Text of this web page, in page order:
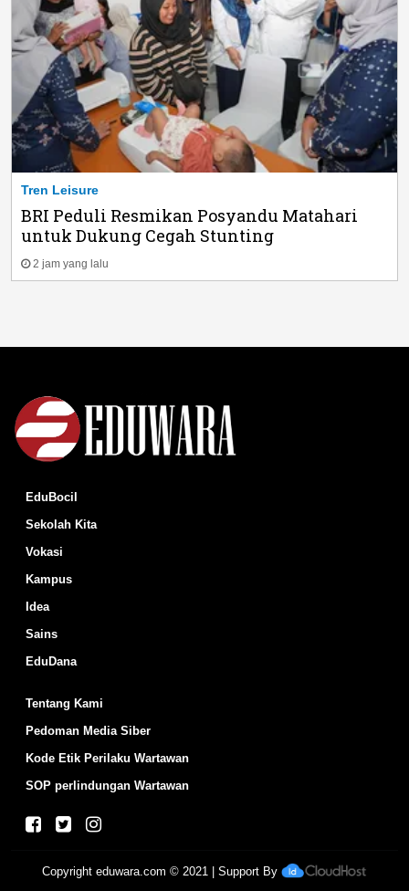
Tren Leisure
BRI Peduli Resmikan Posyandu Matahari
untuk Dukung Cegah Stunting
2 jam yang lalu
EduBocil
Sekolah Kita
Vokasi
Kampus
Idea
Sains
EduDana
Tentang Kami
Pedoman Media Siber
Kode Etik Perilaku Wartawan
SOP perlindungan Wartawan
Copyrighteduwara.com © 2021 | Support By